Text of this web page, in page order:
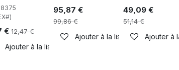
€ 12,47€
Ajouter à la liste de souhaits
95,87 €
99,86€
Ajouter à la liste de souhaits
49,09€
51,14€
Ajouter à